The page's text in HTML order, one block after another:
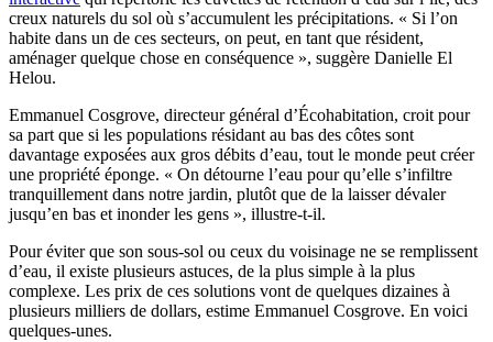
creux naturels du sol où s’accumulent les précipitations. « Si l’on
habite dans un de ces secteurs, on peut, en tant que résident,
aménager quelque chose en conséquence », suggère Danielle El
Helou.
Emmanuel Cosgrove, directeur général d’Écohabitation, croit pour
sa part que si les populations résidant au bas des côtes sont
davantage exposées aux gros débits d’eau, tout le monde peut créer
une propriété éponge. « On détourne l’eau pour qu’elle s’infiltre
tranquillement dans notre jardin, plutôt que de la laisser dévaler
jusqu’en bas et inonder les gens », illustre-t-il.
Pour éviter que son sous-sol ou ceux du voisinage ne se remplissent
d’eau, il existe plusieurs astuces, de la plus simple à la plus
complexe. Les prix de ces solutions vont de quelques dizaines à
plusieurs milliers de dollars, estime Emmanuel Cosgrove. En voici
quelques-unes.